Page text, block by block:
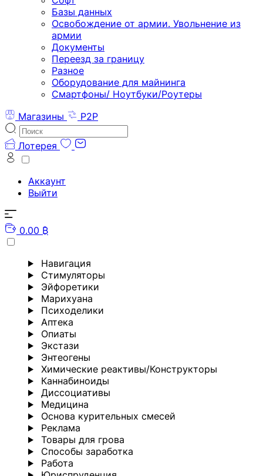
Базы данных
Освобождение от армии. Увольнение из
армии
Документы
Переезд за границу
Разное
Оборудование для майнинга
Смартфоны/ Ноутбуки/Роутеры
Магазины
P2P
Лотерея
Аккаунт
Выйти
0.00 ₿
Навигация
Стимуляторы
Эйфоретики
Марихуана
Психоделики
Аптека
Опиаты
Экстази
Энтеогены
Химические реактивы/Конструкторы
Каннабиноиды
Диссоциативы
Медицина
Основа курительных смесей
Реклама
Товары для грова
Способы заработка
Работа